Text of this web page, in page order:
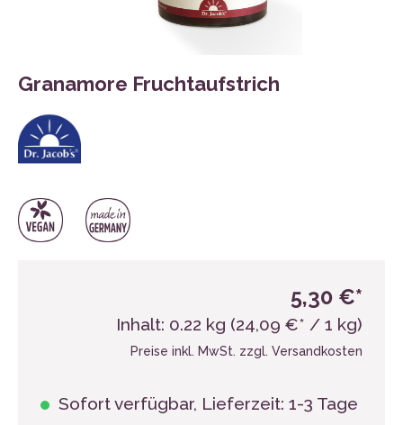
Granamore Fruchtaufstrich
5,30 €*
Inhalt: 0.22 kg (24,09 €* / 1 kg)
Preise inkl. MwSt. zzgl. Versandkosten
Sofort verfügbar, Lieferzeit: 1-3 Tage